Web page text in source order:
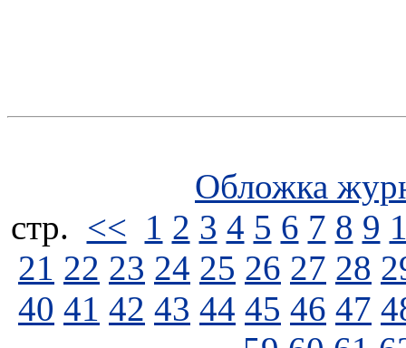
Обложка
стp. << 1 2 3 4 5 6 7 8 9
21 22 23 24 25 26 27 28
40 41 42 43 44 45 46 47